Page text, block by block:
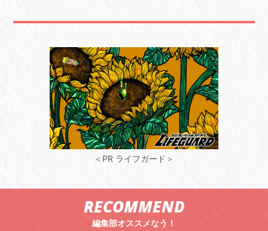
＜PR ライフガード＞
RECOMMEND
編集部オススメなう！